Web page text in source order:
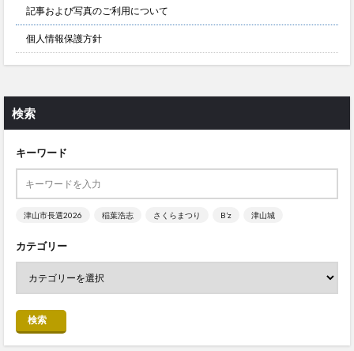
記事および写真のご利用について
個人情報保護方針
検索
キーワード
津山市長選2026 稲葉浩志 さくらまつり B’z 津山城
カテゴリー
検索